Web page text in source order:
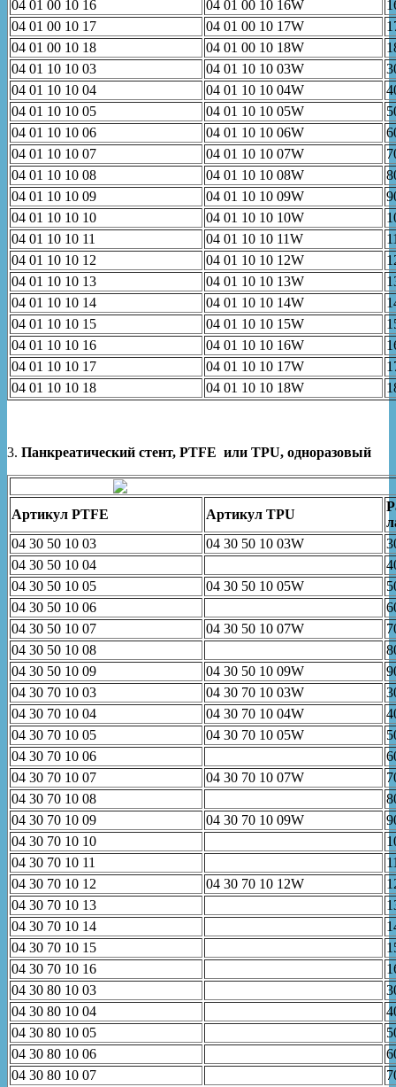
04 01 00 10 16 04 01 00 10 16W
04 01 00 10 17
04 01 00 10 17W
04 01 00 10 18
04 01 00 10 18W
04 01 10 10 03
04 01 10 10 03W
04 01 10 10 04
04 01 10 10 04W
04 01 10 10 05
04 01 10 10 05W
04 01 10 10 06
04 01 10 10 06W
04 01 10 10 07
04 01 10 10 07W
04 01 10 10 08
04 01 10 10 08W
04 01 10 10 09
04 01 10 10 09W
04 01 10 10 10
04 01 10 10 10W
04 01 10 10 11
04 01 10 10 11W
04 01 10 10 12
04 01 10 10 12W
04 01 10 10 13
04 01 10 10 13W
04 01 10 10 14
04 01 10 10 14W
04 01 10 10 15
04 01 10 10 15W
04 01 10 10 16
04 01 10 10 16W
04 01 10 10 17
04 01 10 10 17W
04 01 10 10 18
04 01 10 10 18W
3. Панкреатический стент, PTFE или TPU, одноразовый
Артикул PTFE Артикул TPU
04 30 50 10 03
04 30 50 10 03W
04 30 50 10 04
04 30 50 10 05
04 30 50 10 05W
04 30 50 10 06
04 30 50 10 07
04 30 50 10 07W
04 30 50 10 08
04 30 50 10 09
04 30 50 10 09W
04 30 70 10 03
04 30 70 10 03W
04 30 70 10 04
04 30 70 10 04W
04 30 70 10 05
04 30 70 10 05W
04 30 70 10 06
04 30 70 10 07
04 30 70 10 07W
04 30 70 10 08
04 30 70 10 09
04 30 70 10 09W
04 30 70 10 10
04 30 70 10 11
04 30 70 10 12
04 30 70 10 12W
04 30 70 10 13
04 30 70 10 14
04 30 70 10 15
04 30 70 10 16
04 30 80 10 03
04 30 80 10 04
04 30 80 10 05
04 30 80 10 06
04 30 80 10 07